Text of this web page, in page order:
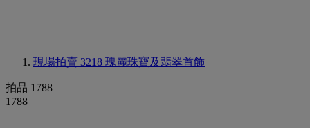
現場拍賣 3218 瑰麗珠寶及翡翠首飾
拍品 1788
1788